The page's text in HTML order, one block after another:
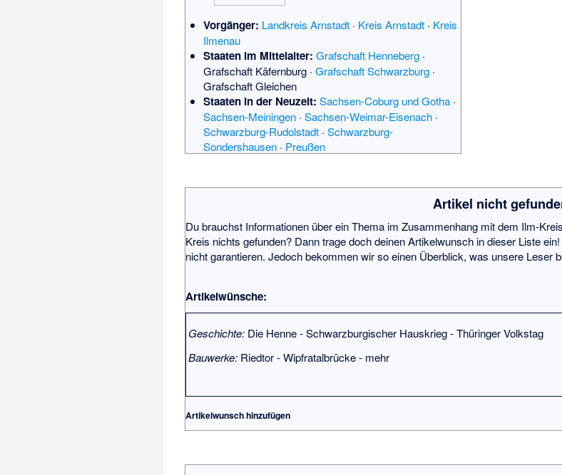
Vorgänger: Landkreis Arnstadt· Kreis Arnstadt· Kreis
Ilmenau
Staaten im Mittelalter: Grafschaft Henneberg·
Grafschaft Käfernburg· Grafschaft Schwarzburg·
Grafschaft Gleichen
Staaten in der Neuzeit: Sachsen-Coburg und Gotha·
Sachsen-Meiningen· Sachsen-Weimar-Eisenach·
Schwarzburg-Rudolstadt· Schwarzburg-
Sondershausen· Preußen
Artikel nicht
Du brauchst Informationen über ein Thema im Zusammenhang mit dem Ilm-
Kreis nichts gefunden? Dann trage doch deinen Artikelwunsch in dieser Liste
nicht garantieren. Jedoch bekommen wir so einen Überblick, was unsere Leser
Artikelwünsche:
Geschichte: Die Henne-Schwarzburgischer Hauskrieg-Thüringer Volkstag
Bauwerke: Riedtor-Wipfratalbrücke- mehr
Artikelwunsch hinzufügen